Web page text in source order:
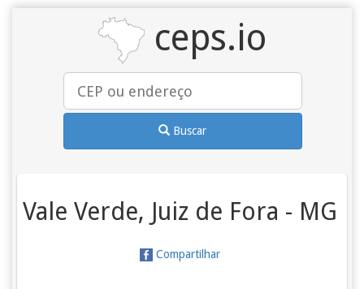
ceps.io
Buscar
Vale Verde, Juiz de Fora - MG
Compartilhar